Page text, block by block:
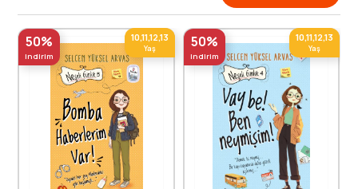
50%
indirim
10,11,12,13
Yaş 50%
indirim
10,11,12,13
Yaş